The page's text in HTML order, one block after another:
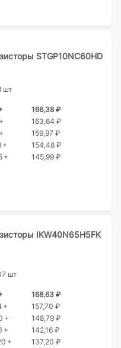
STGP10NC60HD
шт
166,38 ₽
163,64 ₽
159,97 ₽
+
154,48 ₽
+
145,99 ₽
IKW40N65H5FK
шт
168,63 ₽
+
157,70 ₽
+
148,79 ₽
+
142,16 ₽
+
137,20 ₽